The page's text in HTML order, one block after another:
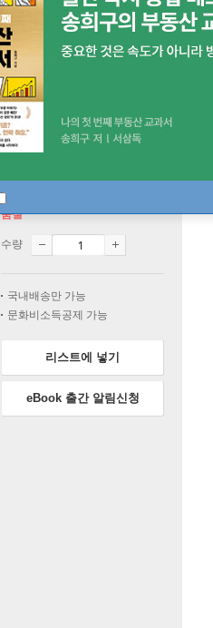
품절
수량
국내배송만 가능
문화비소득공제 가능
리스트에 넣기
eBook 출간 알림신청